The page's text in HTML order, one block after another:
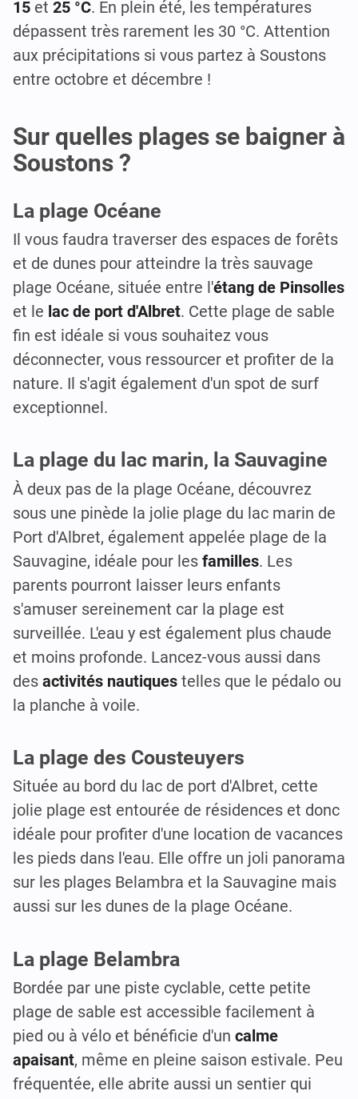
15 et 25 °C. En plein été, les températures
dépassent très rarement les 30 °C. Attention
aux précipitations si vous partez à Soustons
entre octobre et décembre !
Sur quelles plages se baigner à
Soustons ?
La plage Océane
Il vous faudra traverser des espaces de forêts
et de dunes pour atteindre la très sauvage
plage Océane, située entre l'étang de Pinsolles
et le lac de port d'Albret. Cette plage de sable
fin est idéale si vous souhaitez vous
déconnecter, vous ressourcer et profiter de la
nature. Il s'agit également d'un spot de surf
exceptionnel.
La plage du lac marin, la Sauvagine
À deux pas de la plage Océane, découvrez
sous une pinède la jolie plage du lac marin de
Port d'Albret, également appelée plage de la
Sauvagine, idéale pour les familles. Les
parents pourront laisser leurs enfants
s'amuser sereinement car la plage est
surveillée. L'eau y est également plus chaude
et moins profonde. Lancez-vous aussi dans
des activités nautiques telles que le pédalo ou
la planche à voile.
La plage des Cousteuyers
Située au bord du lac de port d'Albret, cette
jolie plage est entourée de résidences et donc
idéale pour profiter d'une location de vacances
les pieds dans l'eau. Elle offre un joli panorama
sur les plages Belambra et la Sauvagine mais
aussi sur les dunes de la plage Océane.
La plage Belambra
Bordée par une piste cyclable, cette petite
plage de sable est accessible facilement à
pied ou à vélo et bénéficie d'un calme
apaisant, même en pleine saison estivale. Peu
fréquentée, elle abrite aussi un sentier qui